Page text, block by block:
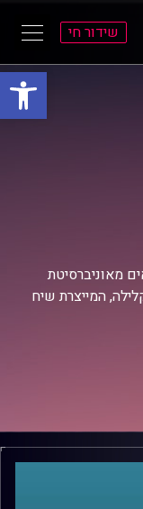
פתח
שידור חי
מאוניברסיטת
המייצרת שיח